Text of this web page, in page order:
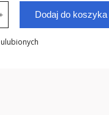
Dodaj do koszyka